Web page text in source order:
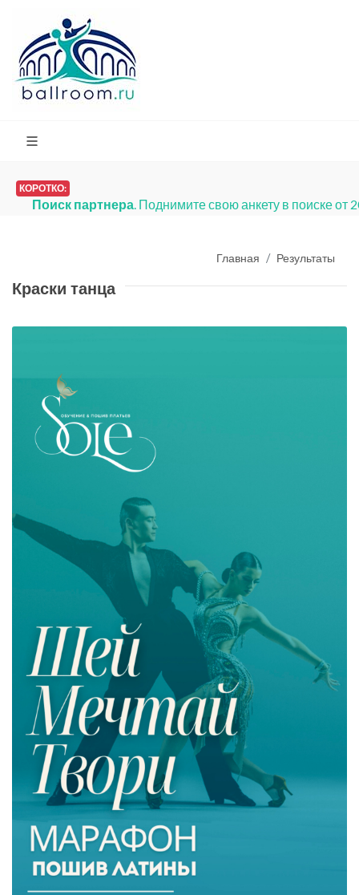
КОРОТКО:
Поиск партнера. Поднимите свою анкету в поиске от
Главная Результаты
Краски танца